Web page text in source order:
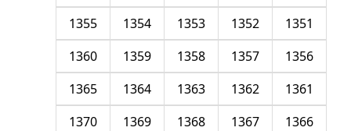
1351
1352
1353
1354
1355
1356
1357
1358
1359
1360
1361
1362
1363
1364
1365
1366
1367
1368
1369
1370